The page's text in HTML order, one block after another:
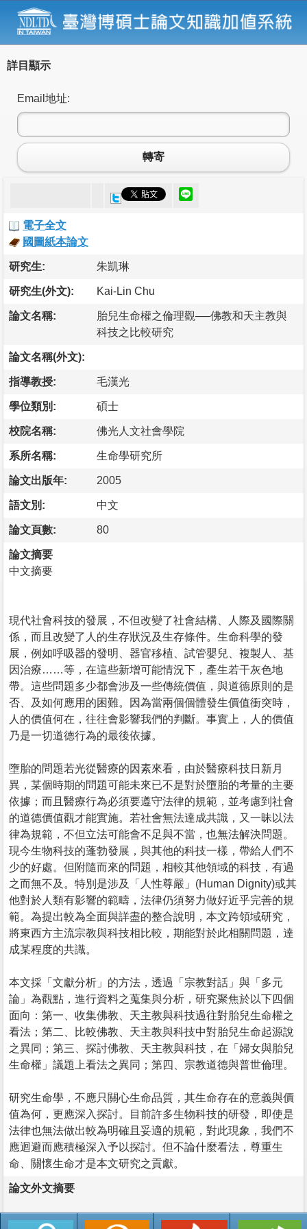
詳目顯示
Email地址:
轉寄
電子全文
國圖紙本論文
研究生: 朱凱琳
研究生(外文): Kai-Lin Chu
論文名稱:
胎兒生命權之倫理觀──佛教和天主教與
科技之比較研究
論文名稱(外文):
指導教授: 毛漢光
學位類別: 碩士
校院名稱: 佛光人文社會學院
系所名稱: 生命學研究所
論文出版年: 2005
語文別: 中文
論文頁數: 80
論文摘要
中文摘要
現代社會科技的發展，不但改變了社會結構、人際及國際關
係，而且改變了人的生存狀況及生存條件。生命科學的發
展，例如呼吸器的發明、器官移植、試管嬰兒、複製人、基
因治療……等，在這些新增可能情況下，產生若干灰色地
帶。這些問題多少都會涉及一些傳統價值，與道德原則的是
否、及如何應用的困難。因為當兩個個體發生價值衝突時，
人的價值何在，往往會影響我們的判斷。事實上，人的價值
乃是一切道德行為的最後依據。
墮胎的問題若光從醫療的因素來看，由於醫療科技日新月
異，某個時期的問題可能未來已不是對於墮胎的考量的主要
依據；而且醫療行為必須要遵守法律的規範，並考慮到社會
的道德價值觀才能實施。若社會無法達成共識，又一昧以法
律為規範，不但立法可能會不足與不當，也無法解決問題。
現今生物科技的蓬勃發展，與其他的科技一樣，帶給人們不
少的好處。但附隨而來的問題，相較其他領域的科技，有過
之而無不及。特別是涉及「人性尊嚴」(Human Dignity)或其
他對於人類有影響的範疇，法律仍須努力做好近乎完善的規
範。為提出較為全面與詳盡的整合說明，本文跨領域研究，
將東西方主流宗教與科技相比較，期能對於此相關問題，達
成某程度的共識。
本文採「文獻分析」的方法，透過「宗教對話」與「多元
論」為觀點，進行資料之蒐集與分析，研究聚焦於以下四個
面向：第一、收集佛教、天主教與科技過往對胎兒生命權之
看法；第二、比較佛教、天主教與科技中對胎兒生命起源說
之異同；第三、探討佛教、天主教與科技，在「婦女與胎兒
生命權」議題上看法之異同；第四、宗教道德與普世倫理。
研究生命學，不應只關心生命品質，其生命存在的意義與價
值為何，更應深入探討。目前許多生物科技的研發，即使是
法律也無法做出較為明確且妥適的規範，對此現象，我們不
應迴避而應積極深入予以探討。但不論什麼看法，尊重生
命、關懷生命才是本文研究之貢獻。
論文外文摘要